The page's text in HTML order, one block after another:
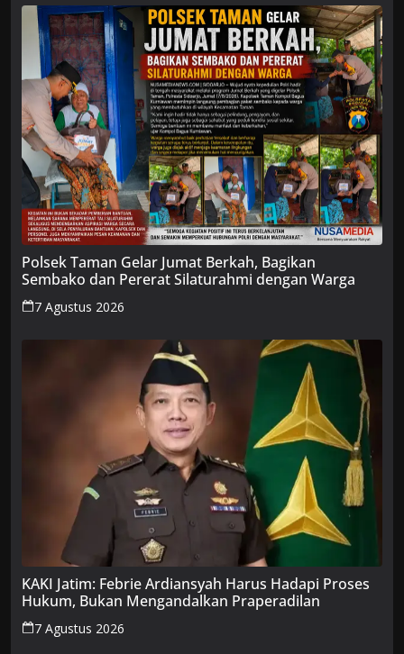
Polsek Taman Gelar Jumat Berkah, Bagikan
Sembako dan Pererat Silaturahmi dengan Warga
7 Agustus 2026
KAKI Jatim: Febrie Ardiansyah Harus Hadapi Proses
Hukum, Bukan Mengandalkan Praperadilan
7 Agustus 2026